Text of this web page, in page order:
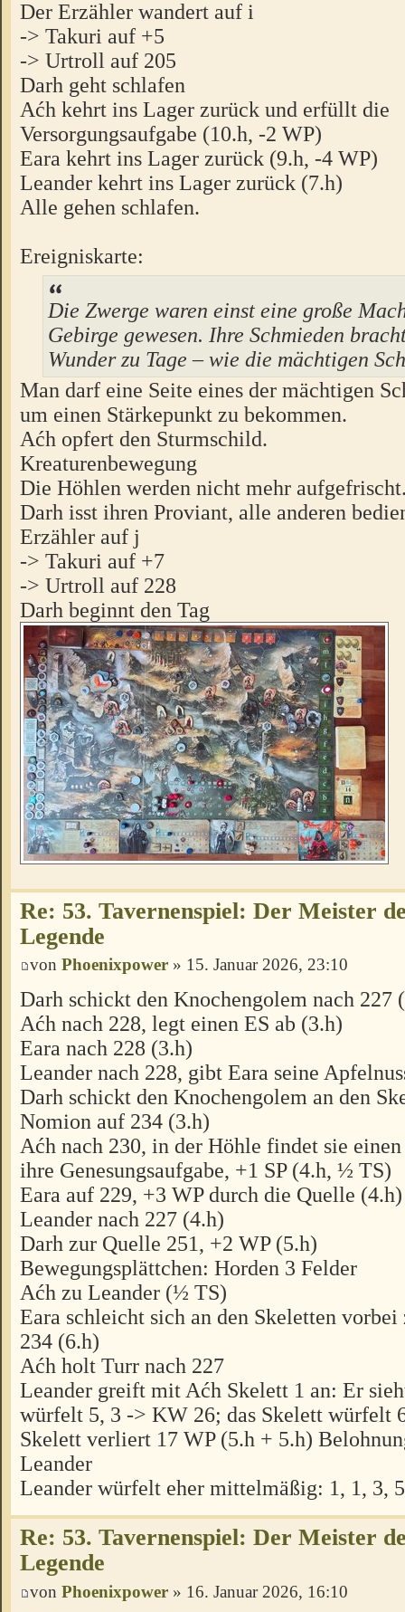
Der Erzähler wandert auf i
-> Takuri auf +5
-> Urtroll auf 205
Darh geht schlafen
Aćh kehrt ins Lager zurück und erfüllt die
Versorgungsaufgabe (10.h, -2 WP)
Eara kehrt ins Lager zurück (9.h, -4 WP)
Leander kehrt ins Lager zurück (7.h)
Alle gehen schlafen.
Ereigniskarte:
Die Zwerge waren einst eine große
Gebirge gewesen. Ihre Schmieden
Wunder zu Tage – wie die mächtigen
Man darf eine Seite eines der mächtigen
um einen Stärkepunkt zu bekommen.
Aćh opfert den Sturmschild.
Kreaturenbewegung
Die Höhlen werden nicht mehr
Darh isst ihren Proviant, alle anderen
Erzähler auf j
-> Takuri auf +7
-> Urtroll auf 228
Darh beginnt den Tag
Re: 53. Tavernenspiel: Der Meister
Legende
von Phoenixpower » 15. Januar 2026, 23:10
Darh schickt den Knochengolem nach 227
Aćh nach 228, legt einen ES ab (3.h)
Eara nach 228 (3.h)
Leander nach 228, gibt Eara seine
Darh schickt den Knochengolem an den
Nomion auf 234 (3.h)
Aćh nach 230, in der Höhle findet sie
ihre Genesungsaufgabe, +1 SP (4.h, ½ TS)
Eara auf 229, +3 WP durch die Quelle (4.h)
Leander nach 227 (4.h)
Darh zur Quelle 251, +2 WP (5.h)
Bewegungsplättchen: Horden 3 Felder
Aćh zu Leander (½ TS)
Eara schleicht sich an den Skeletten
234 (6.h)
Aćh holt Turr nach 227
Leander greift mit Aćh Skelett 1 an: Er
würfelt 5, 3 -> KW 26; das Skelett würfelt
Skelett verliert 17 WP (5.h + 5.h)
Leander
Leander würfelt eher mittelmäßig: 1, 1, 3,
Re: 53. Tavernenspiel: Der Meister
Legende
von Phoenixpower » 16. Januar 2026, 16:10